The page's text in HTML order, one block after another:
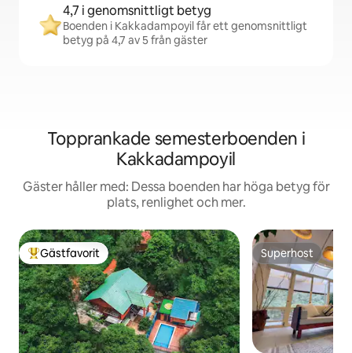
4,7 i genomsnittligt betyg
Boenden i Kakkadampoyil får ett genomsnittligt
betyg på 4,7 av 5 från gäster
Topprankade semesterboenden i
Kakkadampoyil
Gäster håller med: Dessa boenden har höga betyg för
plats, renlighet och mer.
Populär gästfavorit
Gästfavorit Superhost
Superhost